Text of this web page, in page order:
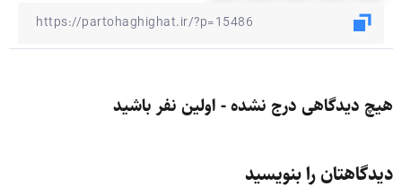
هیچ دیدگاهی درج نشده - اولین نفر باشید
دیدگاهتان را بنویسید